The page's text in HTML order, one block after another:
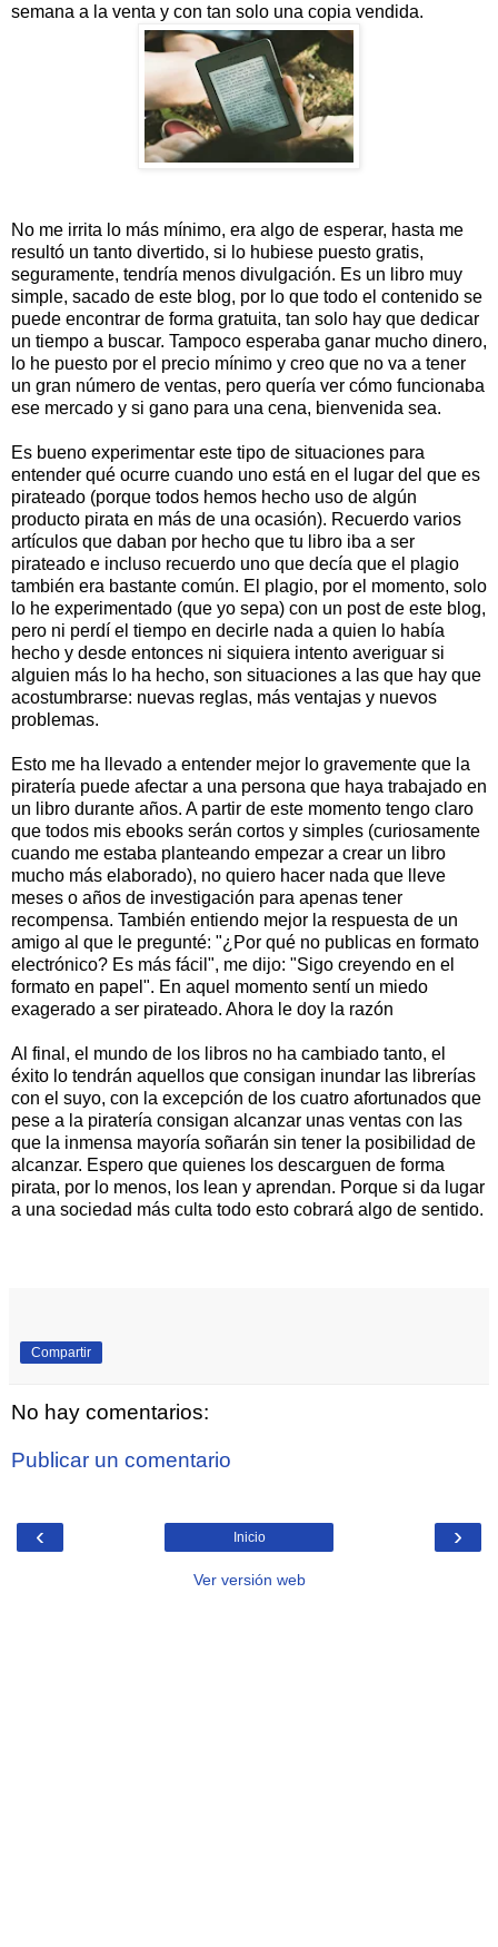
semana a la venta y con tan solo una copia vendida.
No me irrita lo más mínimo, era algo de esperar, hasta me
resultó un tanto divertido, si lo hubiese puesto gratis,
seguramente, tendría menos divulgación. Es un libro muy
simple, sacado de este blog, por lo que todo el contenido se
puede encontrar de forma gratuita, tan solo hay que dedicar
un tiempo a buscar. Tampoco esperaba ganar mucho dinero,
lo he puesto por el precio mínimo y creo que no va a tener
un gran número de ventas, pero quería ver cómo funcionaba
ese mercado y si gano para una cena, bienvenida sea.
Es bueno experimentar este tipo de situaciones para
entender qué ocurre cuando uno está en el lugar del que es
pirateado (porque todos hemos hecho uso de algún
producto pirata en más de una ocasión). Recuerdo varios
artículos que daban por hecho que tu libro iba a ser
pirateado e incluso recuerdo uno que decía que el plagio
también era bastante común. El plagio, por el momento, solo
lo he experimentado (que yo sepa) con un post de este blog,
pero ni perdí el tiempo en decirle nada a quien lo había
hecho y desde entonces ni siquiera intento averiguar si
alguien más lo ha hecho, son situaciones a las que hay que
acostumbrarse: nuevas reglas, más ventajas y nuevos
problemas.
Esto me ha llevado a entender mejor lo gravemente que la
piratería puede afectar a una persona que haya trabajado en
un libro durante años. A partir de este momento tengo claro
que todos mis ebooks serán cortos y simples (curiosamente
cuando me estaba planteando empezar a crear un libro
mucho más elaborado), no quiero hacer nada que lleve
meses o años de investigación para apenas tener
recompensa. También entiendo mejor la respuesta de un
amigo al que le pregunté: "¿Por qué no publicas en formato
electrónico? Es más fácil", me dijo: "Sigo creyendo en el
formato en papel". En aquel momento sentí un miedo
exagerado a ser pirateado. Ahora le doy la razón
Al final, el mundo de los libros no ha cambiado tanto, el
éxito lo tendrán aquellos que consigan inundar las librerías
con el suyo, con la excepción de los cuatro afortunados que
pese a la piratería consigan alcanzar unas ventas con las
que la inmensa mayoría soñarán sin tener la posibilidad de
alcanzar. Espero que quienes los descarguen de forma
pirata, por lo menos, los lean y aprendan. Porque si da lugar
a una sociedad más culta todo esto cobrará algo de sentido.
Compartir
No hay comentarios:
Publicar un comentario
‹ ›
Inicio
Ver versión web